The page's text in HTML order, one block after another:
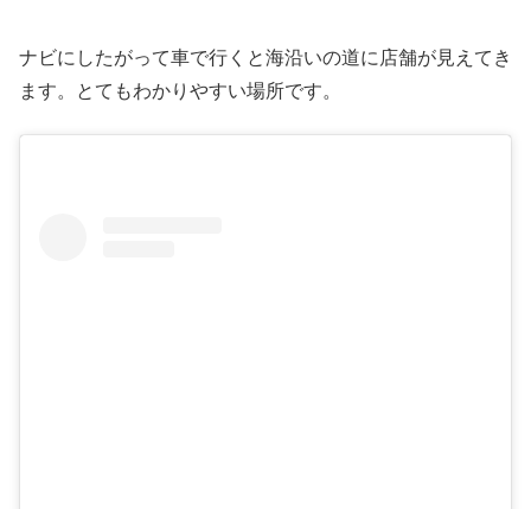
ナビにしたがって車で行くと海沿いの道に店舗が見えてき
ます。とてもわかりやすい場所です。